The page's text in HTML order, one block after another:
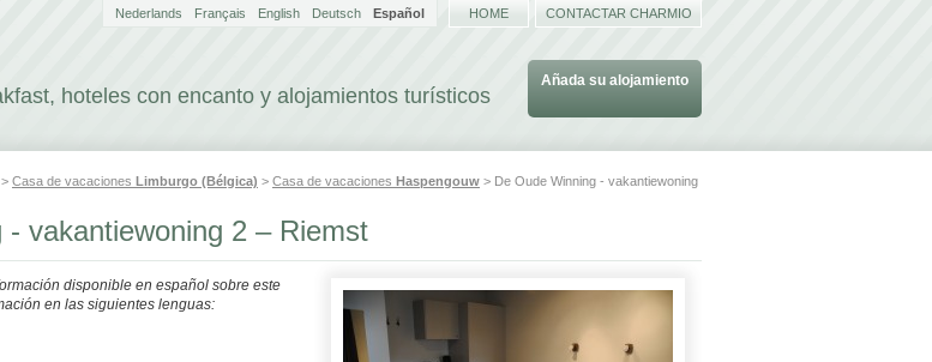
hoteles con encanto y alojamientos turísticos
Añada su alojamiento
Nederlands Français English Deutsch Español HOME CONTACTAR CHARMIO
> Casa de vacaciones Limburgo (Bélgica) > Casa de vacaciones Haspengouw > De Oude Winning - vakantiewoning
- vakantiewoning 2 – Riemst
disponible en español sobre este
en las siguientes lenguas: